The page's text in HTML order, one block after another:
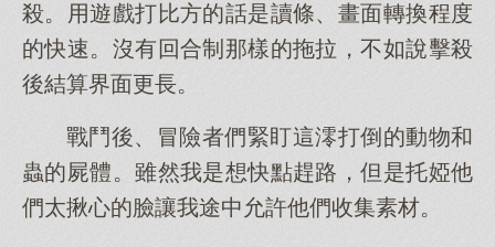
殺。用遊戲打比方的話是讀條、畫面轉換程度
的快速。沒有回合制那樣的拖拉，不如說擊殺
後結算界面更長。
戰鬥後、冒險者們緊盯這澪打倒的動物和
蟲的屍體。雖然我是想快點趕路，但是托婭他
們太揪心的臉讓我途中允許他們收集素材。